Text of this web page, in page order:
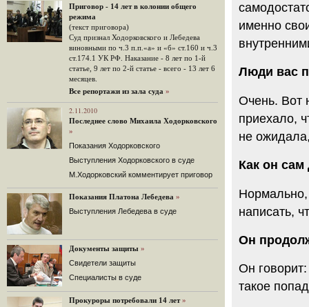
конфискационным санкциям со
стороны государства, оказались под
защитой арбитражного суда"
Швейцарская газета "Neue Zuercher
Zeitung" о гаагском судебном
решении.
48 комментариев
Не исключил
Владимир Путин допускает, что Россия может выйти из-
под юрисдикции ЕСПЧ.
88 комментариев
14.08.2014
Нарулил
Игорь Сечин просит о помощи.
Ссылаясь на санкции, глава
«Роснефти» хочет выбить из фонда
12.08.2014
Граждане не хотят платить по счетам ЮКОСа
Решение Гаагского суда о компенсации $50 млрд
Приговор - 14 лет в колонии общего
режима
(текст приговора)
Суд признал Ходорковского и Лебедева
виновными по ч.3 п.п.«а» и «б» ст.160 и ч.3
ст.174.1 УК РФ. Наказание - 8 лет по 1-й
статье, 9 лет по 2-й статье - всего - 13 лет 6
месяцев.
Все репортажи из зала суда »
2.11.2010
Последнее слово Михаила Ходорковского
»
Показания Ходорковского
Выступления Ходорковского в суде
М.Ходорковский комментирует приговор
Показания Платона Лебедева »
Выступления Лебедева в суде
Документы защиты »
Cвидетели защиты
Cпециалисты в суде
Прокуроры потребовали 14 лет »
именно
Люди вас
Очень. Вот
приехало,
не
Как он сам
Нормально,
написать,
Он
Он
такое